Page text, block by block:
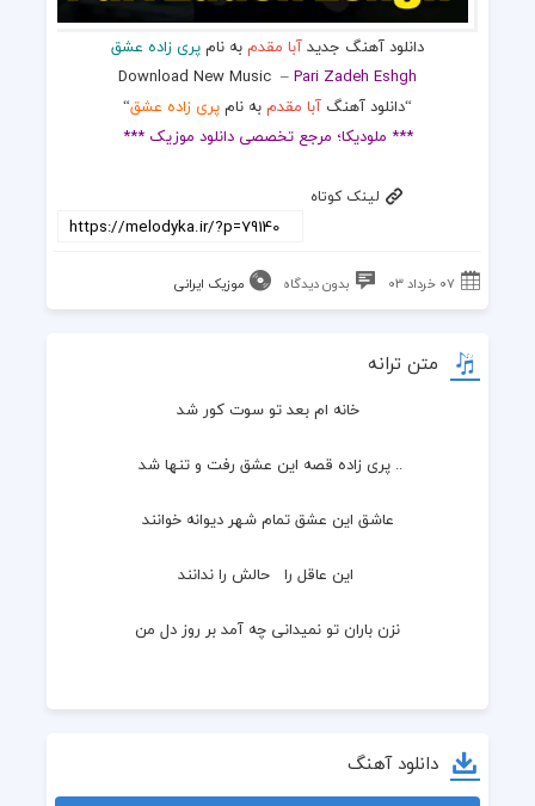
دانلود آهنگ جدیدآبا مقدمبه نامپری زاده عشق
Download New Music –Pari Zadeh Eshgh
“دانلود آهنگ آبا مقدمبه نامپری زاده عشق“
*** ملودیکا؛ مرجع تخصصی دانلود موزیک ***
لینک کوتاه
۰۷ خرداد ۰۳ بدون دیدگاه موزیک ایرانی
متن ترانه
خانه ام بعد تو سوت کور شد
.. پری زاده قصه این عشق رفت و تنها شد
عاشق این عشق تمام شهر دیوانه خوانند
این عاقل را   حالش را ندانند
نزن باران تو نمیدانی چه آمد بر روز دل من
دانلود آهنگ